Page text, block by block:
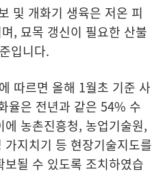
및 개화기 생육은 저온 피
, 묘목 갱신이 필요한 산불
입니다.
따르면 올해 1월초 기준 사
율은 전년과 같은 54% 수
농촌진흥청, 농업기술원,
지치기 등 현장기술지도를
될 수 있도록 조치하였습